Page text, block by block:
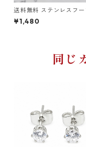
送料無料 ステンレスフー
アス 両耳用 2個セット
径12mm シルバー ピアス
プル ストリート ヒップ
HIPHOP 韓国ファッショ
¥1,480
同じ